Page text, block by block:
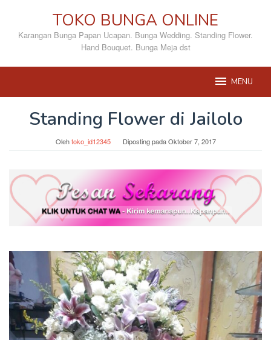
konten
TOKO BUNGA ONLINE
Karangan Bunga Papan Ucapan. Bunga Wedding. Standing Flower.
Hand Bouquet. Bunga Meja dst
MENU
Standing Flower di Jailolo
Olehtoko_id12345 Diposting padaOktober 7, 2017